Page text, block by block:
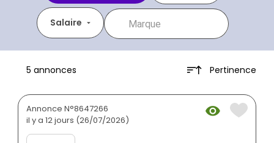
Salaire
5 annonces Pertinence
Annonce N°8647266
il y a 12 jours (26/07/2026)